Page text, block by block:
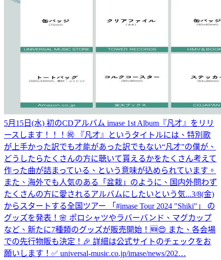
5月15日(水) 初のCDアルバム imase 1st Album『凡才』をリリ
ースします！！！㊗ 『凡才』というタイトルには、特別歌
が上手かった訳でも才能があった訳でもない“凡才”の僕が、
どうしたらたくさんの方に聴いて貰えるかをたくさん考えて
作った曲が詰まっている、という意味が込められています。
また、海外でも人気のある「盆栽」のように、国内外問わず
たくさんの方に愛されるアルバムにしたいという気...3/8(金)
からスタートする全国ツアー 「#imase Tour 2024 "Shiki"」 の
グッズを発表！🌸 ポロシャツやラバーバンド、マグカップ
など、新たに7種類のグッズが販売開始！🆕😍 また、各会場
での先行物販も決定！🎉 詳細は公式サイトのチェックをお
願いします！✅ universal-music.co.jp/imase/news/202…